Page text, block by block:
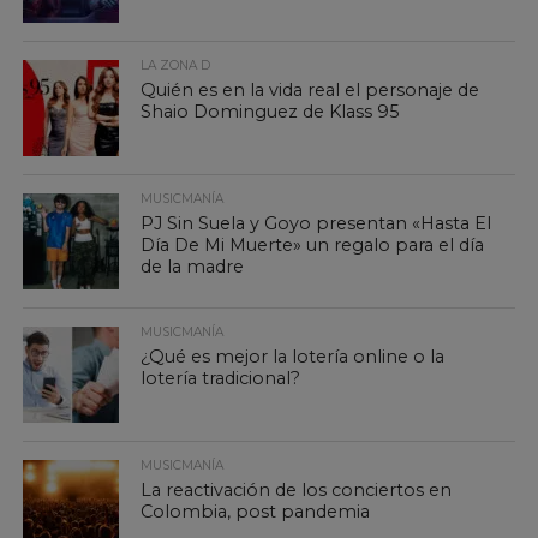
LA ZONA D
Quién es en la vida real el personaje de
Shaio Dominguez de Klass 95
MUSICMANÍA
PJ Sin Suela y Goyo presentan «Hasta El
Día De Mi Muerte» un regalo para el día
de la madre
MUSICMANÍA
¿Qué es mejor la lotería online o la
lotería tradicional?
MUSICMANÍA
La reactivación de los conciertos en
Colombia, post pandemia